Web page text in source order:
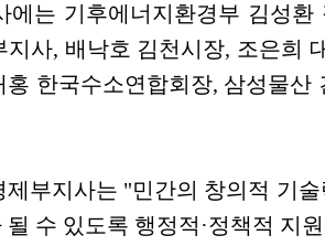
에는 기후에너지환경부 김성
지사, 배낙호 김천시장, 조은희
홍 한국수소연합회장, 삼성물
제부지사는 "민간의 창의적 기
수 있도록 행정적·정책적 지